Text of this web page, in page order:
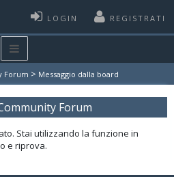
LOGIN REGISTRATI
Forum > Messaggio dalla board
Forum
Stai utilizzando la funzione in
e riprova.